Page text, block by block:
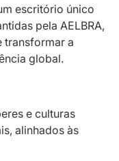
escritório único
pela AELBRA,
transformar a
global.
e culturas
alinhados às